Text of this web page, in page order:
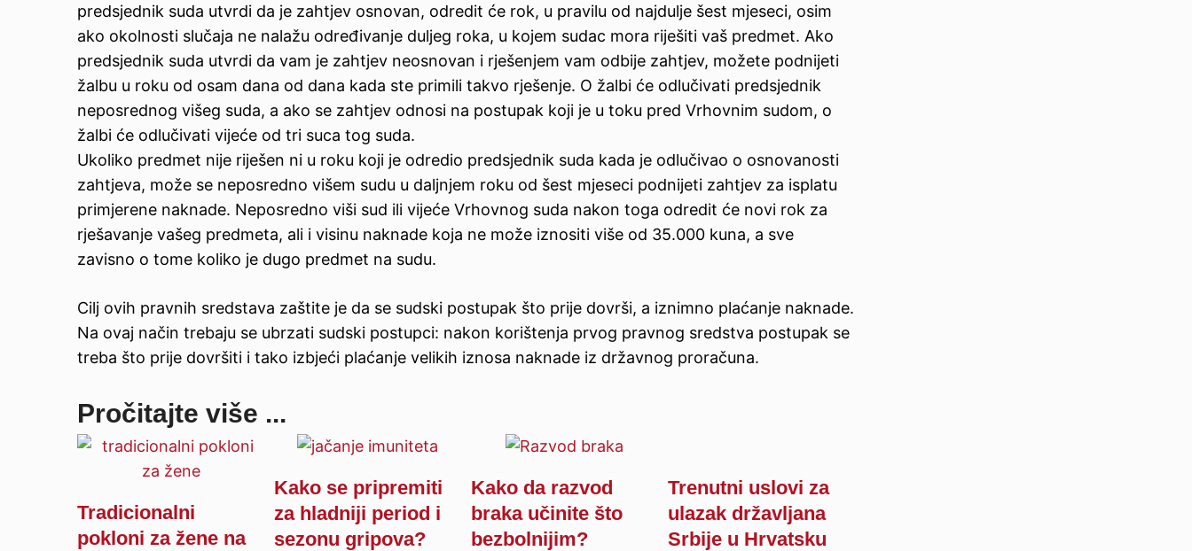
predsjednik suda utvrdi da je zahtjev osnovan, odredit će rok, u pravilu od najdulje šest mjeseci, osim
ako okolnosti slučaja ne nalažu određivanje duljeg roka, u kojem sudac mora riješiti vaš predmet. Ako
predsjednik suda utvrdi da vam je zahtjev neosnovan i rješenjem vam odbije zahtjev, možete podnijeti
žalbu u roku od osam dana od dana kada ste primili takvo rješenje. O žalbi će odlučivati predsjednik
neposrednog višeg suda, a ako se zahtjev odnosi na postupak koji je u toku pred Vrhovnim sudom, o
žalbi će odlučivati vijeće od tri suca tog suda.
Ukoliko predmet nije riješen ni u roku koji je odredio predsjednik suda kada je odlučivao o osnovanosti
zahtjeva, može se neposredno višem sudu u daljnjem roku od šest mjeseci podnijeti zahtjev za isplatu
primjerene naknade. Neposredno viši sud ili vijeće Vrhovnog suda nakon toga odredit će novi rok za
rješavanje vašeg predmeta, ali i visinu naknade koja ne može iznositi više od 35.000 kuna, a sve
zavisno o tome koliko je dugo predmet na sudu.
Cilj ovih pravnih sredstava zaštite je da se sudski postupak što prije dovrši, a iznimno plaćanje naknade.
Na ovaj način trebaju se ubrzati sudski postupci: nakon korištenja prvog pravnog sredstva postupak se
treba što prije dovršiti i tako izbjeći plaćanje velikih iznosa naknade iz državnog proračuna.
Pročitajte više ...
Tradicionalni
pokloni za žene na
Kako se pripremiti
za hladniji period i
sezonu gripova?
Kako da razvod
braka učinite što
bezbolnijim?
Trenutni uslovi za
ulazak državljana
Srbije u Hrvatsku